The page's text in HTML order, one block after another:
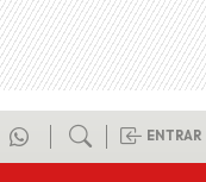
ENTRAR